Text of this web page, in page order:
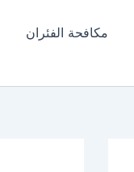
مكافحة الفئران​